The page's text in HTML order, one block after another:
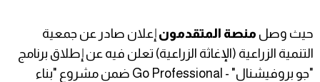
حيث وصل منصة المتقدمون إعلان صادر عن جمعية
التنمية الزراعية (الإغاثة الزراعية) تعلن فيه عن إطلاق برنامج
"جو بروفيشنال" - Go Professional ضمن مشروع "بناء